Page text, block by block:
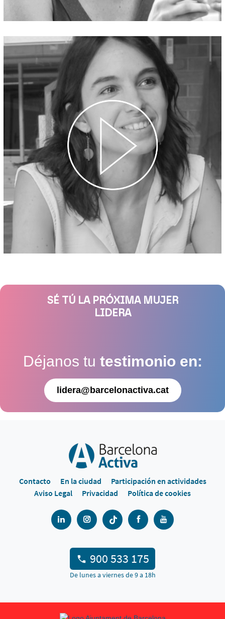
SÉ TÚ LA PRÓXIMA MUJER
LIDERA
Déjanos tu testimonio en:
lidera@barcelonactiva.cat
Contacto En la ciudad
Participación en actividades
Aviso Legal
Privacidad Política de cookies
900 533 175
De lunes a viernes de 9 a 18h